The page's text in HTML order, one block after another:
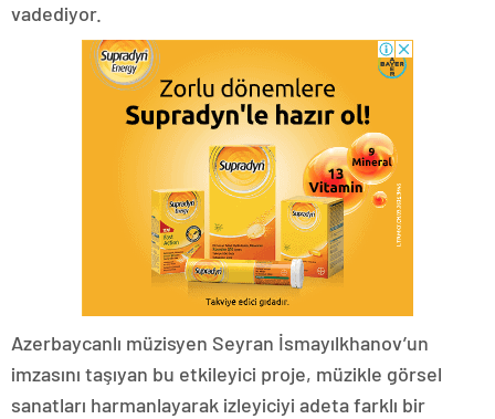
vadediyor.
Azerbaycanlı müzisyen Seyran İsmayılkhanov’un
imzasını taşıyan bu etkileyici proje, müzikle görsel
sanatları harmanlayarak izleyiciyi adeta farklı bir